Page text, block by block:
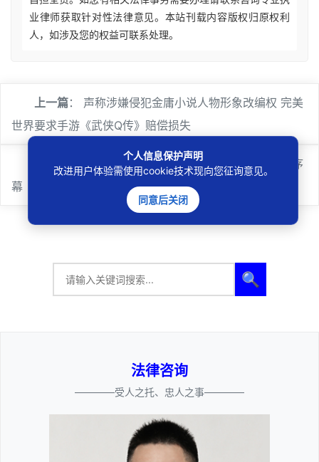
业律师获取针对性法律意见。本站刊载内容版权归原权利
人，如涉及您的权益可联系处理。
上一篇： 声称涉嫌侵犯金庸小说人物形象改编权 完美
世界要求手游《武侠Q传》赔偿损失
下一篇： 深入解析金庸作品维权 手游版权保护拉开序
幕
🔍
法律咨询
————受人之托、忠人之事————
个人信息保护声明
改进用户体验需使用cookie技术现向您征询意见。
同意后关闭